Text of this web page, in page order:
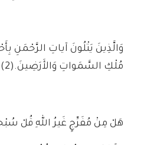
وَالَّذِينَ يَتْلُونَ آياتِ الرَّحْمَنِ
مُلْكِ السَّمَواتِ وَالأَرَضِينَ.(2)
هَلْ مِنْ مُفَرِّجٍ غَيرُ اللهِ قُلْ